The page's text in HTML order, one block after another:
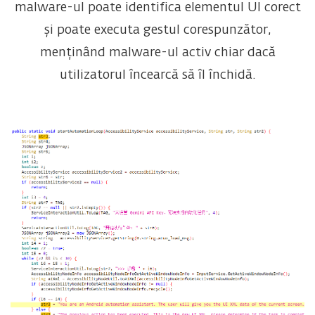
malware-ul poate identifica elementul UI corect
și poate executa gestul corespunzător,
menținând malware-ul activ chiar dacă
utilizatorul încearcă să îl închidă.